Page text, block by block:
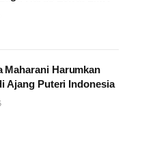
Maharani Harumkan
Ajang Puteri Indonesia